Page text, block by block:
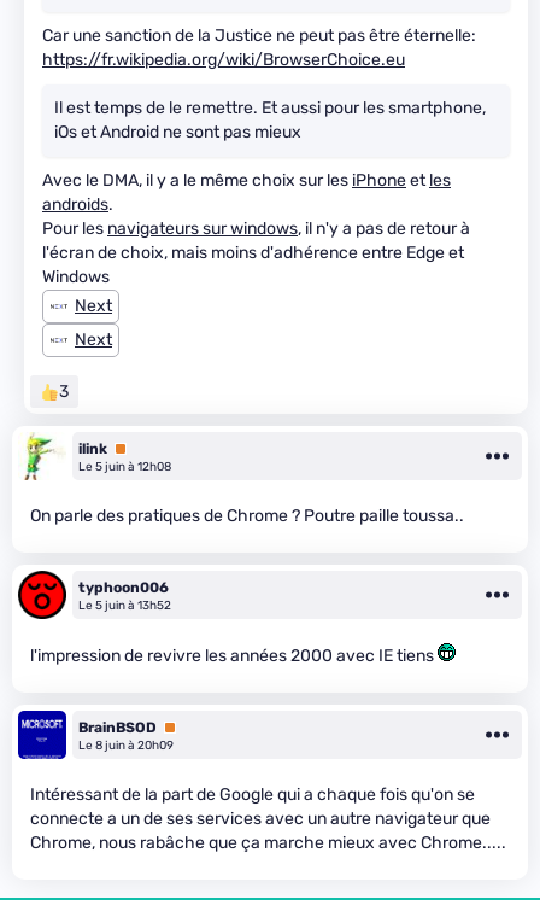
Car une sanction de la Justice ne peut pas être éternelle:
https://fr.wikipedia.org/wiki/BrowserChoice.eu
Il est temps de le remettre. Et aussi pour les smartphone,
iOs et Android ne sont pas mieux
Avec le DMA, il y a le même choix sur les iPhoneetles
androids.
Pour les navigateurs sur windows, il n'y a pas de retour à
l'écran de choix, mais moins d'adhérence entre Edge et
Windows
Next
Next
3
ilink Premium
Le 5 juin à 12h08
On parle des pratiques de Chrome ? Poutre paille toussa..
typhoon006
Le 5 juin à 13h52
l'impression de revivre les années 2000 avec IE tiens
BrainBSOD
Premium
Le 8 juin à 20h09
Intéressant de la part de Google qui a chaque fois qu'on se
connecte a un de ses services avec un autre navigateur que
Chrome, nous rabâche que ça marche mieux avec Chrome.....